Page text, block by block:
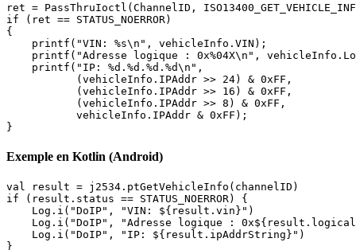
ret = PassThruIoctl(ChannelID,
if (ret == STATUS_NOERROR)
{
    printf("VIN: %s\n", vehicleInfo.VIN);
printf("Adresse logique : 0x%04X\n",
    printf("IP: %d.%d.%d.%d\n",
           (vehicleInfo.IPAddr >> 24) & 0xFF,
           (vehicleInfo.IPAddr >> 16) & 0xFF,
           (vehicleInfo.IPAddr >> 8) & 0xFF,
           vehicleInfo.IPAddr & 0xFF);
}
Exemple en Kotlin (Android)
val result = j2534.ptGetVehicleInfo(channelID)
if (result.status == STATUS_NOERROR) {
    Log.i("DoIP", "VIN: ${result.vin}")
Log.i("DoIP", "Adresse logique :
    Log.i("DoIP", "IP: ${result.ipAddrString}")
}